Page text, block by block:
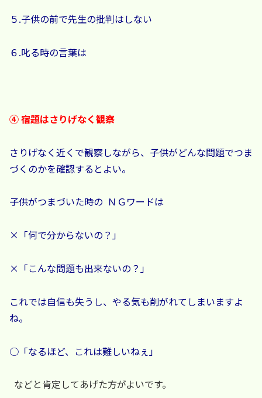
５.子供の前で先生の批判はしない
６.叱る時の言葉は
④ 宿題はさりげなく観察
さりげなく近くで観察しながら、子供がどんな問題でつま
づくのかを確認するとよい。
子供がつまづいた時の ＮＧワードは
×「何で分からないの？」
×「こんな問題も出来ないの？」
これでは自信も失うし、やる気も削がれてしまいますよ
ね。
○「なるほど、これは難しいねぇ」
などと肯定してあげた方がよいです。